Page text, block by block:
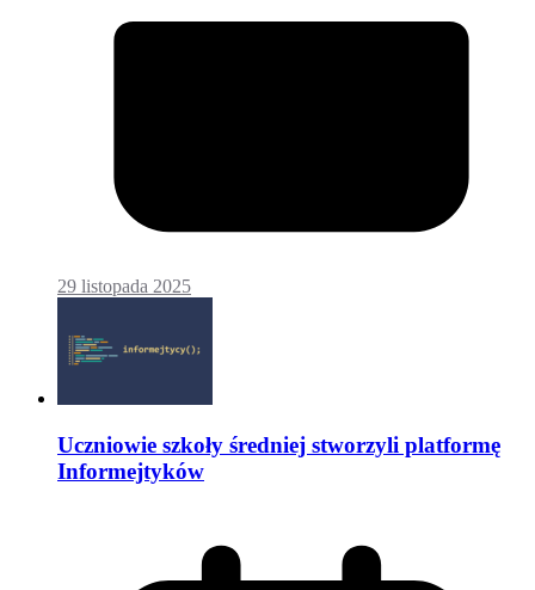
29 listopada 2025
Uczniowie szkoły średniej stworzyli platformę
Informejtyków